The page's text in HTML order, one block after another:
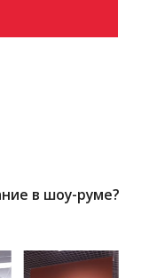
в шоу-руме?